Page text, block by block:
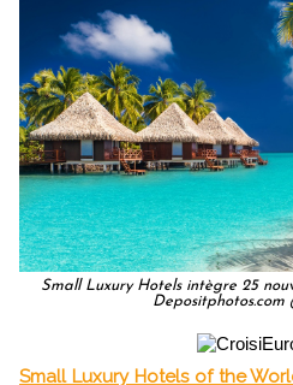
Small Luxury Hotels intègre 25
Depositphotos.com
Small Luxury Hotels of the